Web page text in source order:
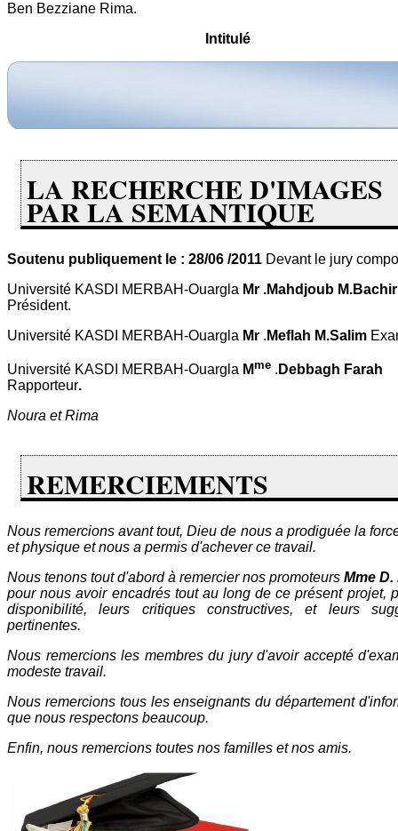
Ben Bezziane Rima.
Intitulé
LA RECHERCHE D'IMAGES
PAR LA SEMANTIQUE
Soutenu publiquement le : 28/06 /2011 Devant le jury
Université KASDI MERBAH-Ouargla Mr .Mahdjoub M.Bachir
Président.
Université KASDI MERBAH-Ouargla Mr . Meflah M.Salim
Université KASDI MERBAH-Ouargla Mme . Debbagh Farah
Rapporteur.
Noura et Rima
REMERCIEMENTS
Nous remercions avant tout, Dieu de nous a prodiguée la
et physique et nous a permis d'achever ce travail.
Nous tenons tout d'abord à remercier nos promoteurs Mme D.
pour nous avoir encadrés tout au long de ce présent projet,
disponibilité, leurs critiques constructives, et leurs
pertinentes.
Nous remercions les membres du jury d'avoir accepté
modeste travail.
Nous remercions tous les enseignants du département
que nous respectons beaucoup.
Enfin, nous remercions toutes nos familles et nos amis.